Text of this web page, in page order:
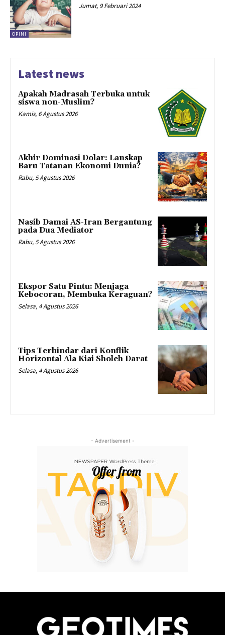
OPINI
Jumat, 9 Februari 2024
Latest news
Apakah Madrasah Terbuka untuk
siswa non-Muslim?
Kamis, 6 Agustus 2026
Akhir Dominasi Dolar: Lanskap
Baru Tatanan Ekonomi Dunia?
Rabu, 5 Agustus 2026
Nasib Damai AS-Iran Bergantung
pada Dua Mediator
Rabu, 5 Agustus 2026
Ekspor Satu Pintu: Menjaga
Kebocoran, Membuka Keraguan?
Selasa, 4 Agustus 2026
Tips Terhindar dari Konflik
Horizontal Ala Kiai Sholeh Darat
Selasa, 4 Agustus 2026
- Advertisement -